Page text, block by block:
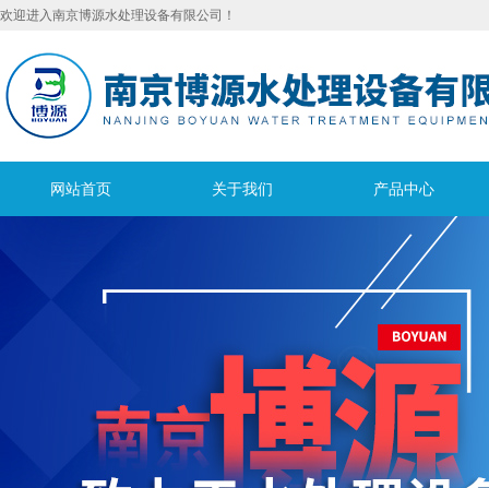
欢迎进入南京博源水处理设备有限公司！
网站首页 关于我们 产品中心